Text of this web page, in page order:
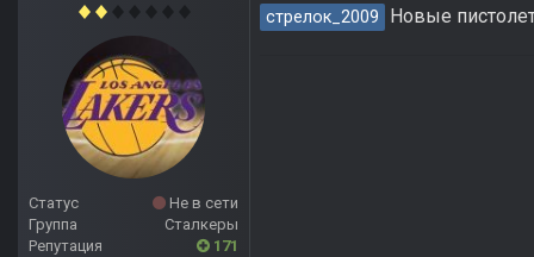
Статус
Не в сети
Группа
Сталкеры
Репутация
171
стрелок_2009 Новые